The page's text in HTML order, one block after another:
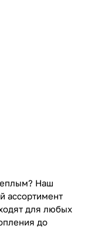
Наш
ассортимент
для любых
до